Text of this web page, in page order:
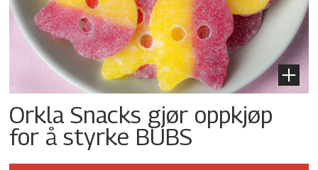
Orkla Snacks gjør oppkjøp
for å styrke BUBS